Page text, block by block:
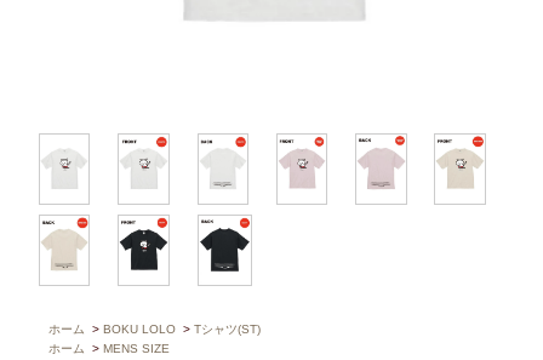
ホーム > BOKU LOLO > Tシャツ(ST)
ホーム
> MENS SIZE